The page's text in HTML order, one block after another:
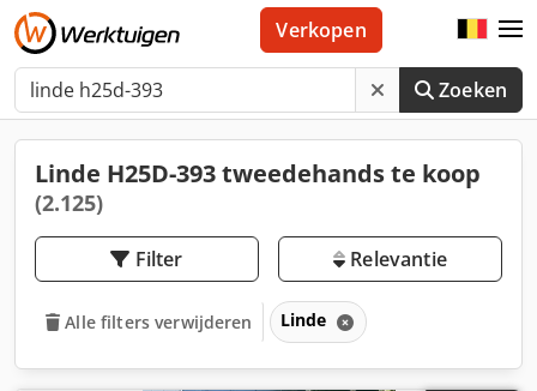
Zoeken
Verkopen
Linde H25D-393 tweedehands te koop
(2.125)
Filter Relevantie
Alle filters verwijderen Linde